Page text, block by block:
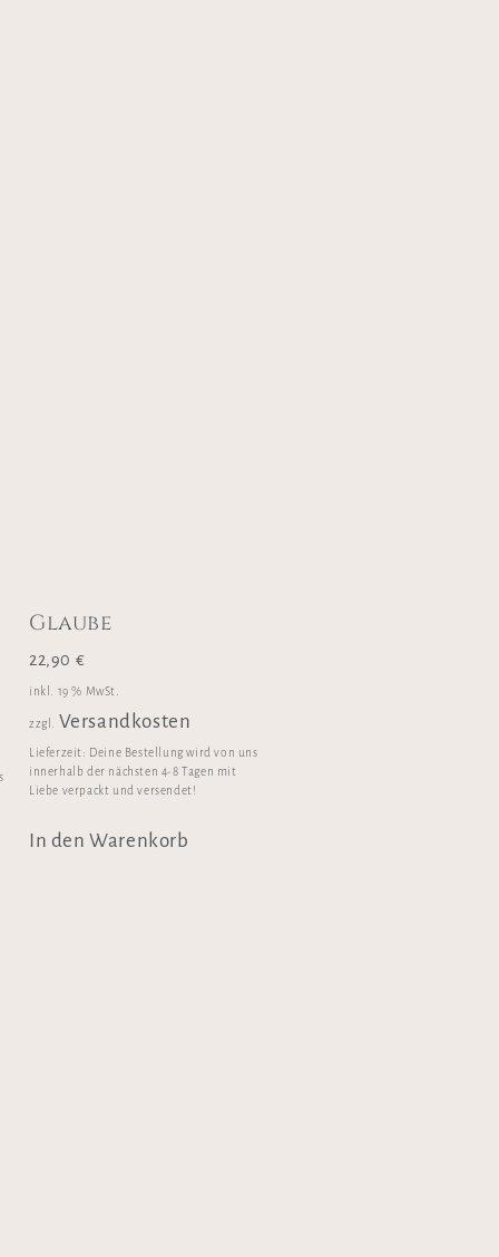
Glaube
22,90 €
inkl. 19 % MwSt.
zzgl. Versandkosten
Lieferzeit: Deine Bestellung wird von uns
innerhalb der nächsten 4-8 Tagen mit
Liebe verpackt und versendet!
In den Warenkorb